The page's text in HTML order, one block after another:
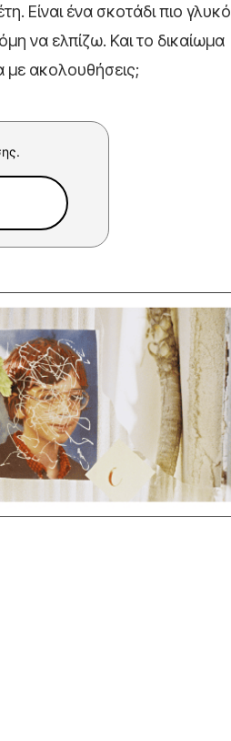
Είναι ένα σκοτάδι πιο γλυκό
να ελπίζω. Και το δικαίωμα
με ακολουθήσεις;